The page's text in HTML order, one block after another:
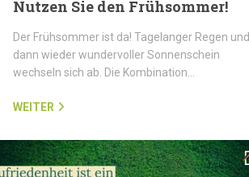
Nutzen Sie den Frühsommer!
Der Frühsommer ist da! Tagelanger Regen und
dann wieder wundervoller Sonnenschein
wechseln sich ab. Die Kombination…
WEITER